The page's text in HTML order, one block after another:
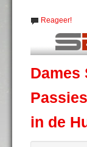
Reageer!
Dames
in de